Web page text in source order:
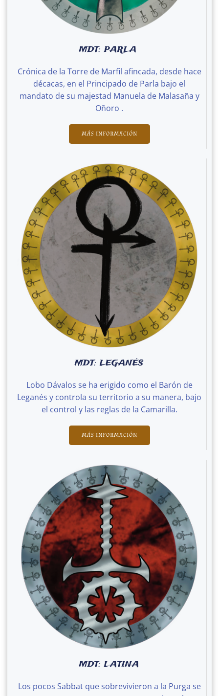
MDT: PARLA
Crónica de la Torre de Marfil afincada, desde hace
décacas, en el Principado de Parla bajo el
mandato de su majestad Manuela de Malasaña y
Oñoro .
MÁS INFORMACIÓN
MDT: LEGANÉS
Lobo Dávalos se ha erigido como el Barón de
Leganés y controla su territorio a su manera, bajo
el control y las reglas de la Camarilla.
MÁS INFORMACIÓN
MDT: LATINA
Los pocos Sabbat que sobrevivieron a la Purga se